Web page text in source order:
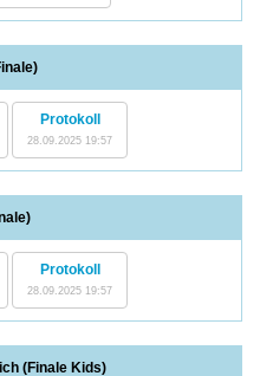
Protokoll
28.09.2025 19:57
Protokoll
28.09.2025 19:57
(Finale Kids)